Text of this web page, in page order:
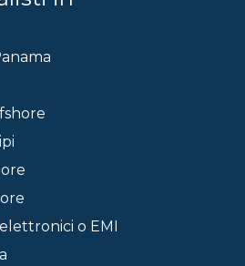
o EMI